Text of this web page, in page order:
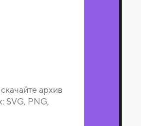
архив
SVG, PNG,